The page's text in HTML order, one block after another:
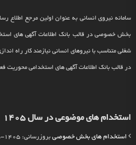
سامانه نیروی انسانی به عنوان اولین مرجع اطلاع
بخش خصوصی در قالب بانک اطلاعات آگهی های
شغلی متناسب با نیروهای انسانی نیازمند کار راه
در قالب بانک اطلاعات آگهی های استخدامی محوریت
استخدام های موضوعی در سال 1405
استخدام های بخش خصوصی بروزرسانی: 1405-05-15